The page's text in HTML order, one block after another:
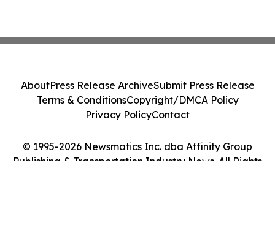
© 1995-2026 Newsmatics Inc. dba Affinity Group
Publishing & Transportation Industry News. All Rights
AboutPress Release ArchiveSubmit Press Release
Terms & ConditionsCopyright/DMCA Policy
Privacy PolicyContact